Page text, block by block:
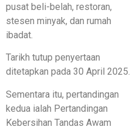
pusat beli-belah, restoran,
stesen minyak, dan rumah
ibadat.
Tarikh tutup penyertaan
ditetapkan pada 30 April 2025.
Sementara itu, pertandingan
kedua ialah Pertandingan
Kebersihan Tandas Awam